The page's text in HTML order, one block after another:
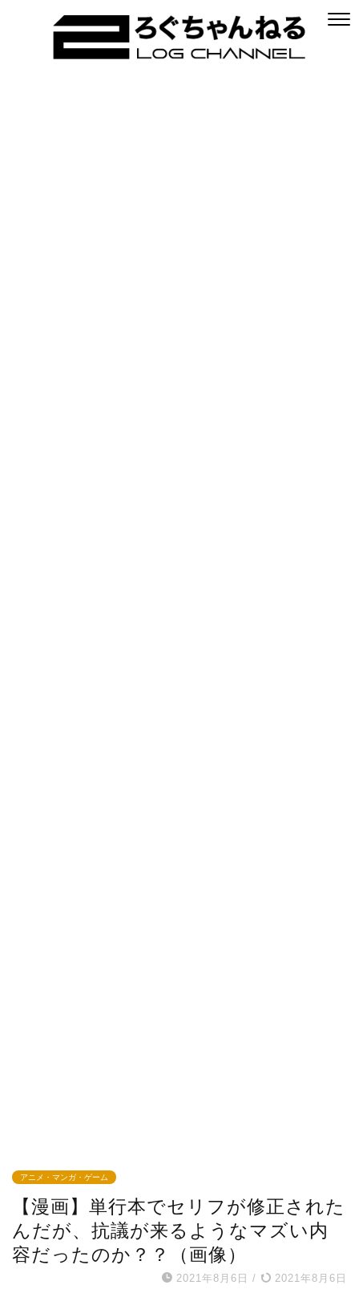
アニメ・マンガ・ゲーム
【漫画】単行本でセリフが修正された
んだが、抗議が来るようなマズい内
容だったのか？？（画像）
2021年8月6日 / 2021年8月6日